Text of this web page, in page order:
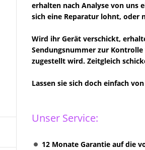
erhalten nach Analyse von uns
sich eine Reparatur lohnt, oder
Wird ihr Gerät verschickt,
Sendungsnummer zur
zugestellt wird. Zeitgleich
Lassen sie sich doch einfach
Unser Service:
12 Monate Garantie auf die